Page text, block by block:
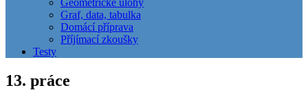
Geometrické úlohy
Graf, data, tabulka
Domácí příprava
Příjímací zkoušky
Testy
13. práce